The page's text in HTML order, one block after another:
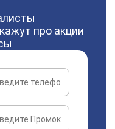
про акции